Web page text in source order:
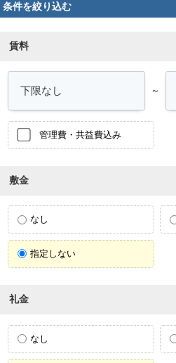
条件を絞り込む
賃料
～
管理費・共益費込み
敷金
なし
指定しない
礼金
なし